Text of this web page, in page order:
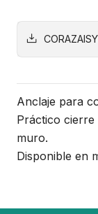
Anclaje para
Práctico
muro.
Disponible en